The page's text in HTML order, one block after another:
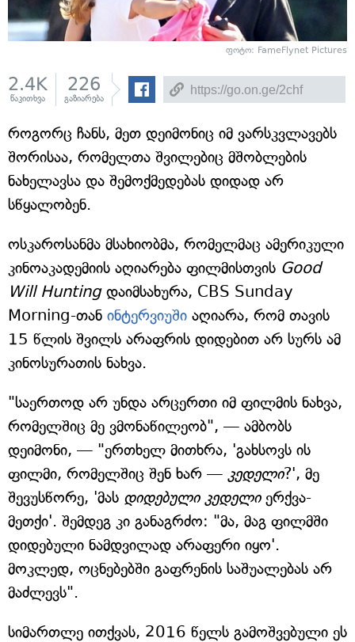
ფოტო: FameFlynet Pictures
2.4K
წაკითხვა
226
გაზიარება
როგორც ჩანს, მეთ დეიმონიც იმ ვარსკვლავებს
შორისაა, რომელთა შვილებიც მშობლების
ნახელავსა და შემოქმედებას დიდად არ
სწყალობენ.
ოსკაროსანმა მსახიობმა, რომელმაც ამერიკული
კინოაკადემიის აღიარება ფილმისთვის Good
Will Huntingდაიმსახურა, CBS Sunday
Morning-თან ინტერვიუში აღიარა, რომ თავის
15 წლის შვილს არაფრის დიდებით არ სურს ამ
კინოსურათის ნახვა.
"საერთოდ არ უნდა არცერთი იმ ფილმის ნახვა,
რომელშიც მე ვმონაწილეობ", — ამბობს
დეიმონი, — "ერთხელ მითხრა, 'გახსოვს ის
ფილმი, რომელშიც შენ ხარ — კედელი?', მე
შევუსწორე, 'მას დიდებული კედელიერქვა-
მეთქი'. შემდეგ კი განაგრძო: "მა, მაგ ფილმში
დიდებული ნამდვილად არაფერი იყო'.
მოკლედ, ოცნებებში გაფრენის საშუალებას არ
მაძლევს".
სიმართლე ითქვას, 2016 წელს გამოშვებული ეს